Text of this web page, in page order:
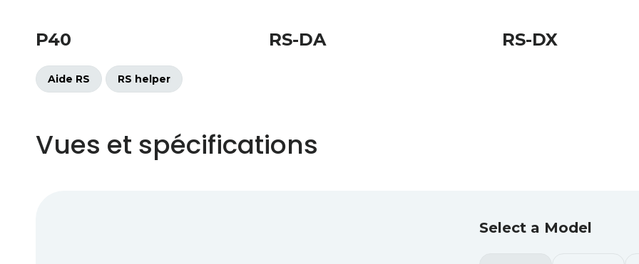
P40
Aide RS RS helper
RS-DA RS-DX
Vues et spécifications
Select a Model